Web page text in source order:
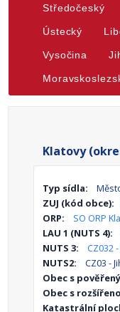
Středočeský
Ústecký
Vysočina
Klatovy
Typ sídla:
ZUJ (kód obce):
ORP:
SO ORP
LAU 1 (NUTS 4):
NUTS 3:
CZ032
NUTS2:
CZ03 -
Obec s
Obec s
Katastrální